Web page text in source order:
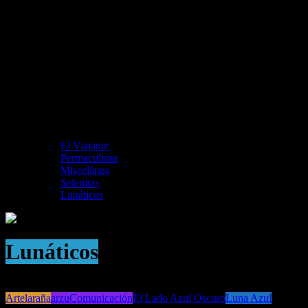
El Viajante
Permacultura
Miscelánea
Selenitas
Lunáticos
Lunáticos
ArtelarañaarzuComunicaciónEl Lado Azul OscuroLuna Azul